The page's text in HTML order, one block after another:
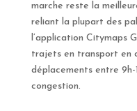
marche reste la
reliant la plupart des
l’application Citymaps
trajets en transport en
déplacements entre 9h-
congestion.